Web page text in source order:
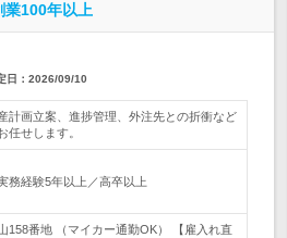
業100年以上
日： 2026/09/10
計画立案、進捗管理、外注先との折衝など
任せします。
務経験5年以上／高卒以上
158番地 （マイカー通勤OK） 【雇入れ直